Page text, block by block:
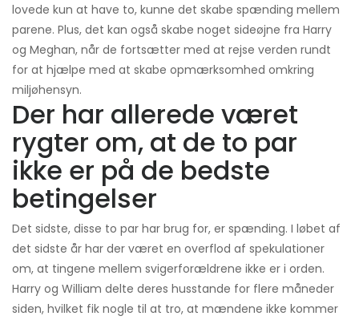
lovede kun at have to, kunne det skabe spænding mellem
parene. Plus, det kan også skabe noget sideøjne fra Harry
og Meghan, når de fortsætter med at rejse verden rundt
for at hjælpe med at skabe opmærksomhed omkring
miljøhensyn.
Der har allerede været
rygter om, at de to par
ikke er på de bedste
betingelser
Det sidste, disse to par har brug for, er spænding. I løbet af
det sidste år har der været en overflod af spekulationer
om, at tingene mellem svigerforældrene ikke er i orden.
Harry og William delte deres husstande for flere måneder
siden, hvilket fik nogle til at tro, at mændene ikke kommer